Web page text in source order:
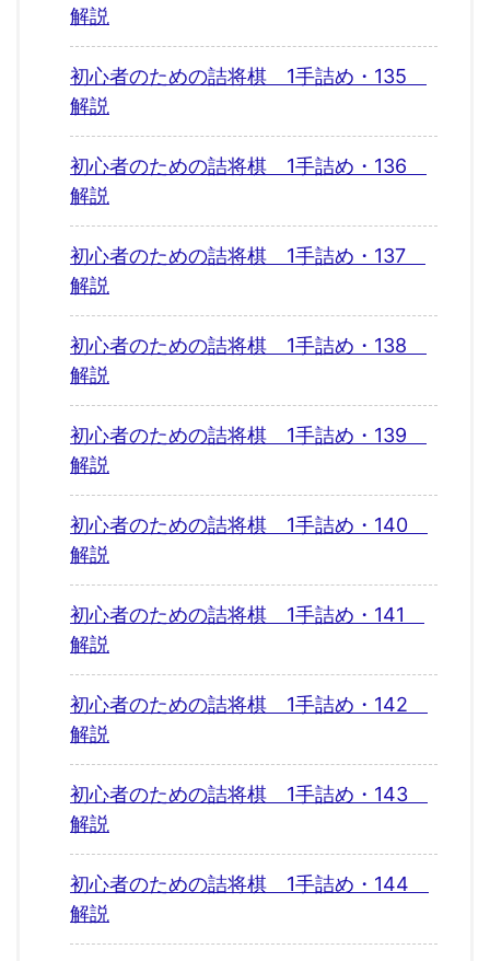
解説
初心者のための詰将棋 1手詰め・135
解説
初心者のための詰将棋 1手詰め・136
解説
初心者のための詰将棋 1手詰め・137
解説
初心者のための詰将棋 1手詰め・138
解説
初心者のための詰将棋 1手詰め・139
解説
初心者のための詰将棋 1手詰め・140
解説
初心者のための詰将棋 1手詰め・141
解説
初心者のための詰将棋 1手詰め・142
解説
初心者のための詰将棋 1手詰め・143
解説
初心者のための詰将棋 1手詰め・144
解説